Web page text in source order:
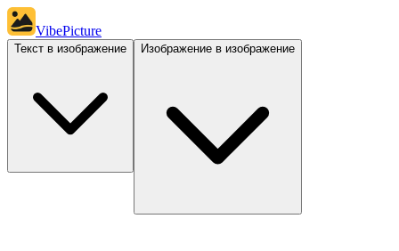
VibePicture
Текст в изображение Изображение в изображение